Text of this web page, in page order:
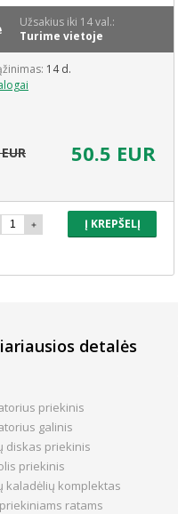
Užsakius iki 14 val.:
Turime vietoje
14 d.
50.5 EUR
Į KREPŠELĮ
detalės
priekinis
galinis
diskas priekinis
priekinis
kaladėlių komplektas
ratams